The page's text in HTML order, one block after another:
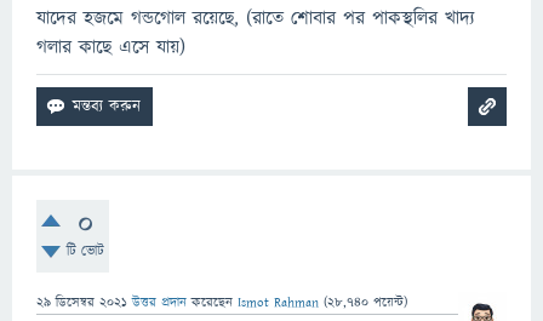
যাদের হজমে গন্ডগোল রয়েছে, (রাতে শোবার পর পাকস্থলির খাদ্য
গলার কাছে এসে যায়)
0
টি ভোট
29 ডিসেম্বর 2021 উত্তর প্রদান করেছেন Ismot Rahman (28,740 পয়েন্ট)